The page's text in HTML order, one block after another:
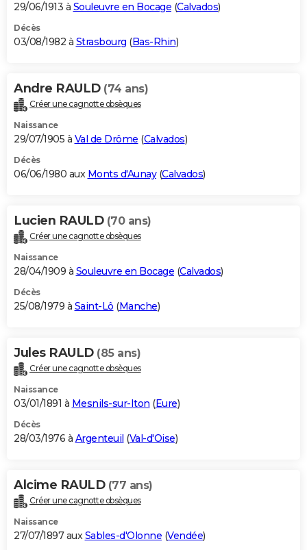
29/06/1913 à Souleuvre en Bocage (Calvados)
Décès
03/08/1982 à Strasbourg (Bas-Rhin)
Andre RAULD (74 ans)
Créer une cagnotte obsèques
Naissance
29/07/1905 à Val de Drôme (Calvados)
Décès
06/06/1980 aux Monts d'Aunay(Calvados)
Lucien RAULD (70 ans)
Créer une cagnotte obsèques
Naissance
28/04/1909 à Souleuvre en Bocage (Calvados)
Décès
25/08/1979 à Saint-Lô (Manche)
Jules RAULD (85 ans)
Créer une cagnotte obsèques
Naissance
03/01/1891 à Mesnils-sur-Iton (Eure)
Décès
28/03/1976 à Argenteuil (Val-d'Oise)
Alcime RAULD (77 ans)
Créer une cagnotte obsèques
Naissance
27/07/1897 auxSables-d'Olonne (Vendée)